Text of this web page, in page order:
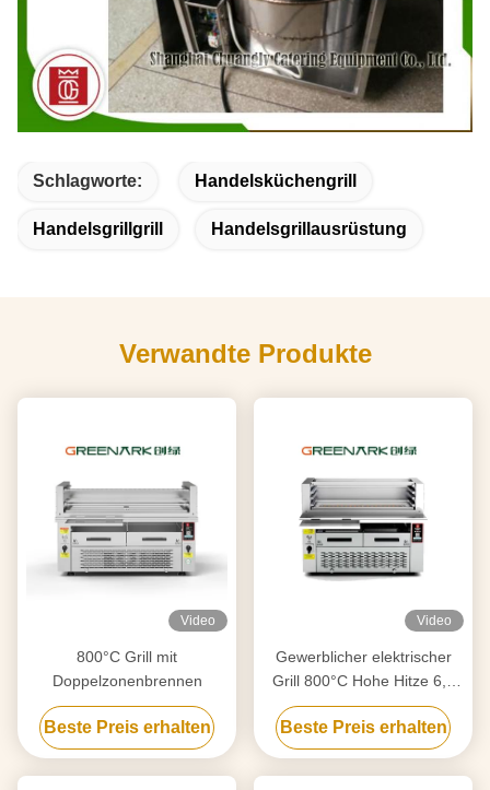
Schlagworte: Handelsküchengrill
Handelsgrillgrill Handelsgrillausrüstung
Verwandte Produkte
Video
800°C Grill mit
Doppelzonenbrennen
Beste Preis erhalten
Video
Gewerblicher elektrischer
Grill 800°C Hohe Hitze 6,5
kW CE-zertifiziert
Beste Preis erhalten